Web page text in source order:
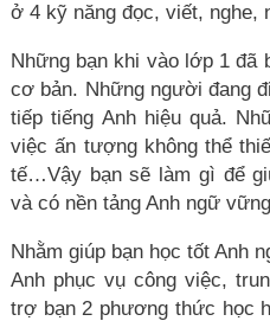
ở 4 kỹ năng đọc, viết, nghe,
Những bạn khi vào lớp 1 đã
cơ bản. Những người đang
tiếp tiếng Anh hiệu quả.
việc ấn tượng không thể
tế…Vậy bạn sẽ làm gì để
và có nền tảng Anh ngữ
Nhằm giúp bạn học tốt Anh
Anh phục vụ công việc,
trợ bạn 2 phương thức học